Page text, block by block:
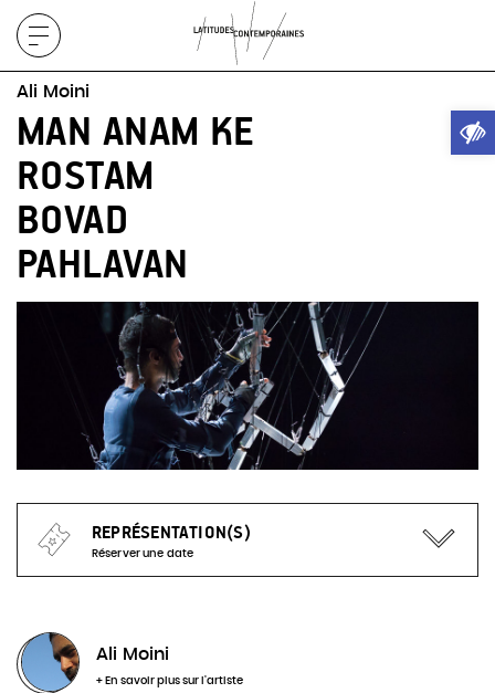
Afficher
le
menu
Ali Moini
MAN ANAM KE
ROSTAM
BOVAD
PAHLAVAN
REPRÉSENTATION(S)
Réserver une date
ce spectacle
INFOS & RÉSERVATIONS
Ali Moini
+ En savoir plus sur l'artiste